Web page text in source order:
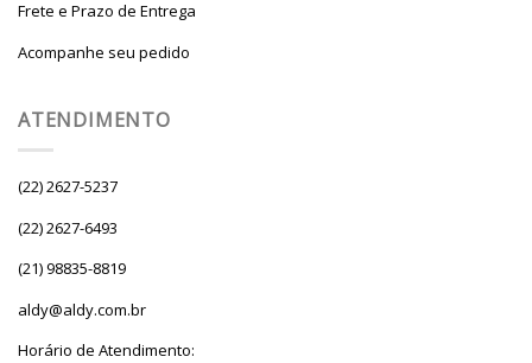
Frete e Prazo de Entrega
Acompanhe seu pedido
ATENDIMENTO
(22) 2627-5237
(22) 2627-6493
(21) 98835-8819
aldy@aldy.com.br
Horário de Atendimento: